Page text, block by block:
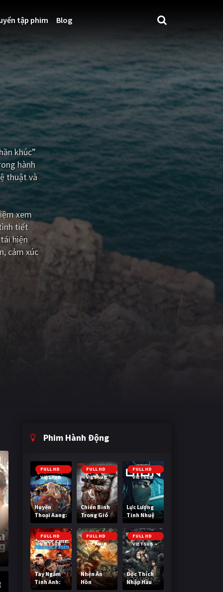
tập phim Blog
khúc”
hành
thuật và
xem
tiết
hiện
cảm xúc
Phim Hành Động
FULL HD
VIETSUB
Huyền
Thoại Aang:
Tiết Khí Sư
Cuối Cùng
FULL HD
VIETSUB
Chiến Binh
Trong Gió
FULL HD
VIETSUB
Lực Lượng
Tinh Nhuệ
FULL HD
VIETSUB
Tay Ngắm
Tinh Anh:
Nguy Cơ
FULL HD
VIETSUB
Nhện Ăn
Hồn
FULL HD
VIETSUB
Độc Thích
Nhập Hầu